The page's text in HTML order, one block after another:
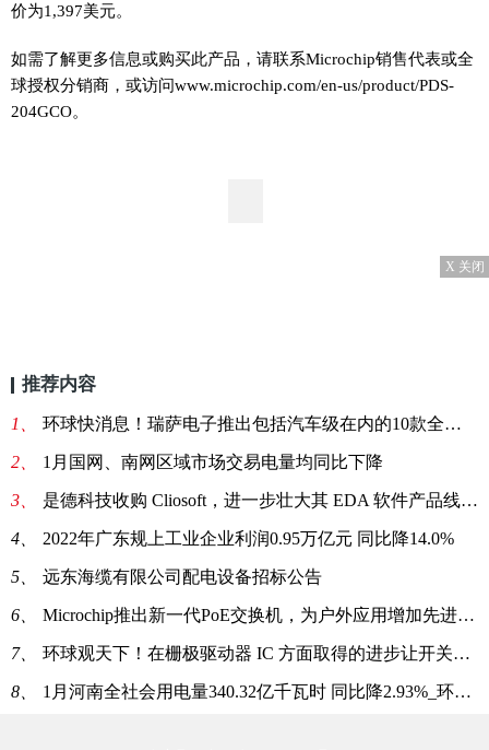
价为1,397美元。
如需了解更多信息或购买此产品，请联系Microchip销售代表或全
球授权分销商，或访问www.microchip.com/en-us/product/PDS-
204GCO。
X 关闭
推荐内容
1、 环球快消息！瑞萨电子推出包括汽车级在内的10款全新成功产品组合
2、 1月国网、南网区域市场交易电量均同比下降
3、 是德科技收购 Cliosoft，进一步壮大其 EDA 软件产品线-焦点热讯
4、 2022年广东规上工业企业利润0.95万亿元 同比降14.0%
5、 远东海缆有限公司配电设备招标公告
6、 Microchip推出新一代PoE交换机，为户外应用增加先进的网络和安全功能 微资讯
7、 环球观天下！在栅极驱动器 IC 方面取得的进步让开关电源实现新的功率密度水平
8、 1月河南全社会用电量340.32亿千瓦时 同比降2.93%_环球快播报